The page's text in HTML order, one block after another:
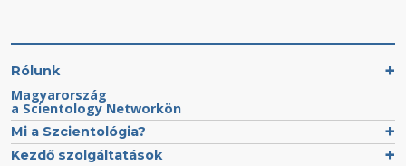
Rólunk
Magyarország
a Scientology Networkön
Mi a Szcientológia?
Kezdő szolgáltatások